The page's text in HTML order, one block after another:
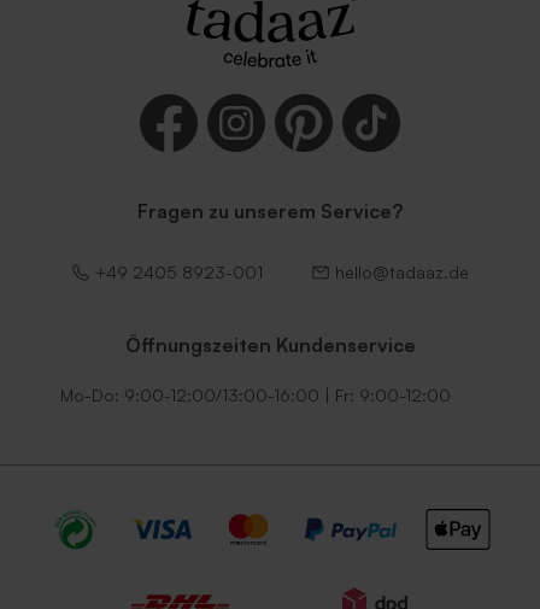
Fragen zu unserem Service?
+49 2405 8923-001 hello@tadaaz.de
Öffnungszeiten Kundenservice
Mo-Do: 9:00-12:00/13:00-16:00 | Fr: 9:00-12:00